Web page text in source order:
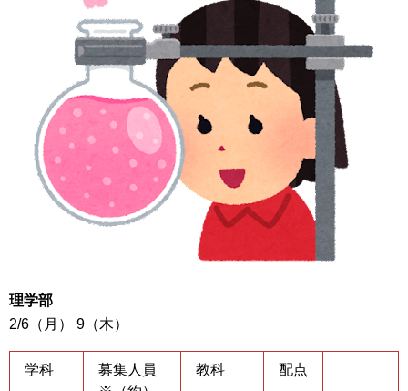
理学部
2/6（月） 9（木）
学科
募集人員
教科 配点